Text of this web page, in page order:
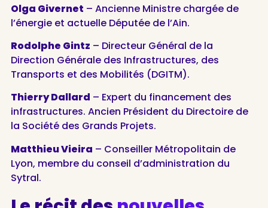
Olga Givernet – Ancienne Ministre chargée de
l’énergie et actuelle Députée de l’Ain.
Rodolphe Gintz – Directeur Général de la
Direction Générale des Infrastructures, des
Transports et des Mobilités (DGITM).
Thierry Dallard – Expert du financement des
infrastructures. Ancien Président du Directoire de
la Société des Grands Projets.
Matthieu Vieira – Conseiller Métropolitain de
Lyon, membre du conseil d’administration du
Sytral.